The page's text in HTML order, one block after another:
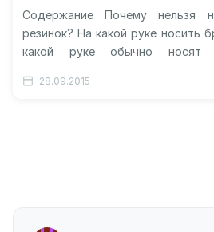
Содержание Почему нельзя
резинок? На какой руке носить
какой руке обычно носят
28.09.2015